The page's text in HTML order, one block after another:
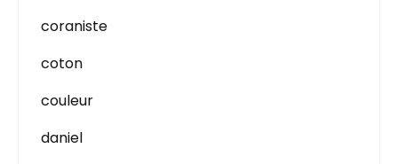
coraniste
coton
couleur
daniel